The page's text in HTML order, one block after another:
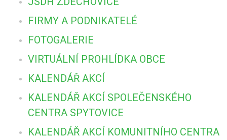
FIRMY A PODNIKATELÉ
FOTOGALERIE
VIRTUÁLNÍ PROHLÍDKA OBCE
KALENDÁŘ AKCÍ
KALENDÁŘ AKCÍ SPOLEČENSKÉHO
CENTRA SPYTOVICE
KALENDÁŘ AKCÍ KOMUNITNÍHO CENTRA